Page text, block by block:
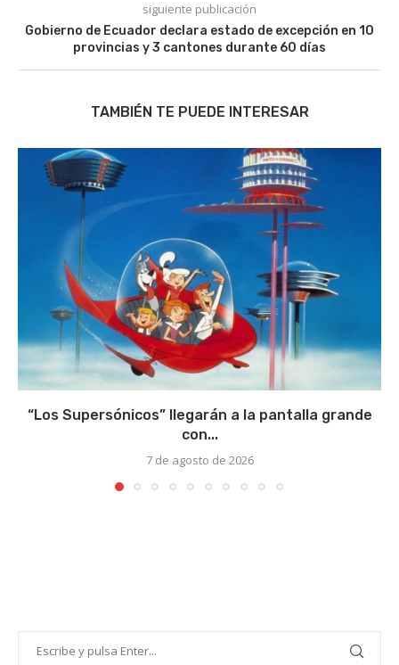
siguiente publicación
Gobierno de Ecuador declara estado de excepción en 10
provincias y 3 cantones durante 60 días
TAMBIÉN TE PUEDE INTERESAR
“Los Supersónicos” llegarán a la pantalla grande
con...
7 de agosto de 2026